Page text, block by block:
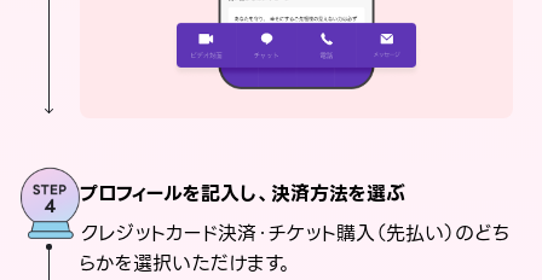
プロフィールを記入し、決済方法を選ぶ
クレジットカード決済・チケット購入（先払い）のどち
らかを選択いただけます。